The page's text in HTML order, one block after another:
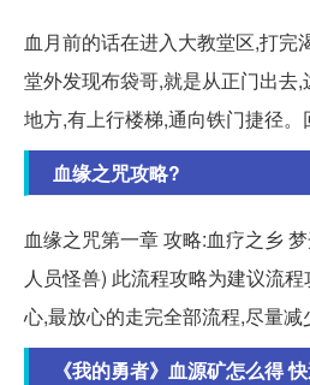
血月前的话在进入大教堂区,打完
堂外发现布袋哥,就是从正门出去
地方,有上行楼梯,通向铁门捷径。
血缘之咒攻略?
血缘之咒第一章 攻略:血疗之乡
人员怪兽) 此流程攻略为建议流
心,最放心的走完全部流程,尽量减
《我的勇者》血源矿怎么得